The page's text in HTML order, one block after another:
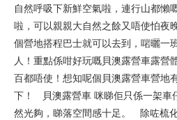
自然呼吸下新鮮空氣啦，連行山都懶
啦，可以親親大自然之餘又唔使怕夜
個營地搭程巴士就可以去到，啱曬一
人！重點係咁好玩嘅貝澳露營車露營
百都唔使！想知呢個貝澳露營車營地
下！ 貝澳露營車 咪睇佢只係一架車
然光夠，睇落空間感十足。 除咗梳